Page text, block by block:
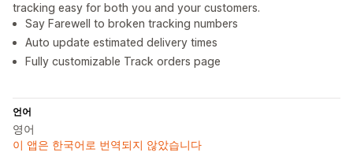
tracking easy for both you and your customers.
Say Farewell to broken tracking numbers
Auto update estimated delivery times
Fully customizable Track orders page
언어
영어
이 앱은 한국어로 번역되지 않았습니다